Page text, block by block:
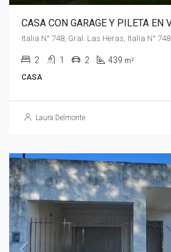
Italia N° 748, Gral. Las Heras, Italia N° 748
2 1 2 439 m²
CASA
Laura Delmonte